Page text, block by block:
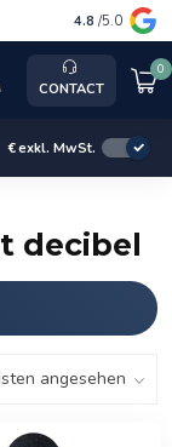
Service,
4.8 /5.0
CONTACT
0
€exkl. MwSt.
decibel